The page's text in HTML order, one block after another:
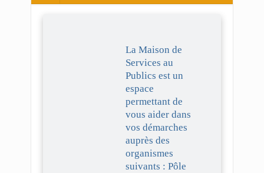
La Maison de
Services au
Publics est un
espace
permettant de
vous aider dans
vos démarches
auprès des
organismes
suivants : Pôle